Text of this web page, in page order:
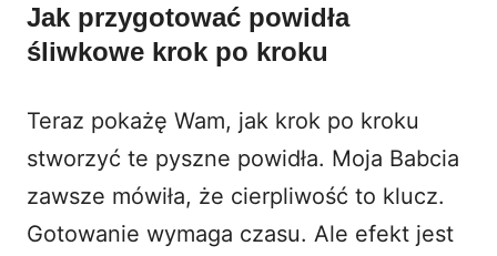
Jak przygotować powidła
śliwkowe krok po kroku
Teraz pokażę Wam, jak krok po kroku
stworzyć te pyszne powidła. Moja Babcia
zawsze mówiła, że cierpliwość to klucz.
Gotowanie wymaga czasu. Ale efekt jest